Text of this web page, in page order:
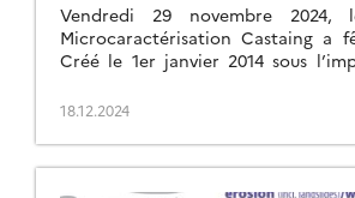
Vendredi 29 novembre
Microcaractérisation Castaing a
Créé le 1er janvier 2014 sous
LAAS, LAPLACE, […]
18.12.2024